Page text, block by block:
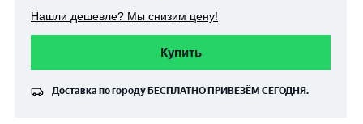
Нашли дешевле? Мы снизим цену!
Купить
Доставка по городу БЕСПЛАТНО ПРИВЕЗЁМ СЕГОДНЯ.